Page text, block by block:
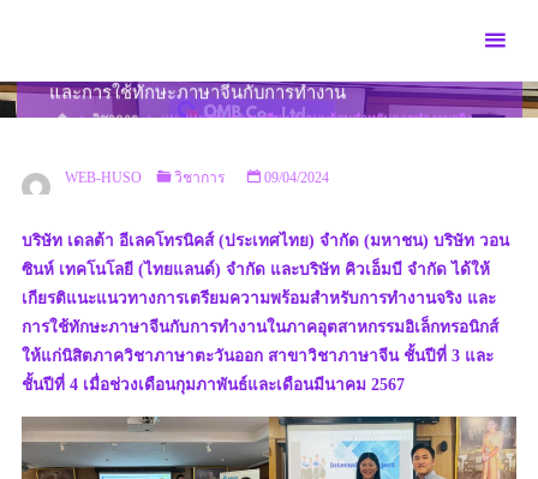
และการใช้ทักษะภาษาจีนกับการทำงาน
HOMEวิชาการ
แนะแนวทางการเตรียมความพร้อมสำหรับการทำงานจริง
WEB-HUSO วิชาการ 09/04/2024
บริษัท เดลต้า อีเลคโทรนิคส์ (ประเทศไทย) จำกัด (มหาชน) บริษัท วอน
ซินห์ เทคโนโลยี (ไทยแลนด์) จำกัด และบริษัท คิวเอ็มบี จำกัด ได้ให้
เกียรติแนะแนวทางการเตรียมความพร้อมสำหรับการทำงานจริง และ
การใช้ทักษะภาษาจีนกับการทำงานในภาคอุตสาหกรรมอิเล็กทรอนิกส์
ให้แก่นิสิตภาควิชาภาษาตะวันออก สาขาวิชาภาษาจีน ชั้นปีที่ 3 และ
ชั้นปีที่ 4 เมื่อช่วงเดือนกุมภาพันธ์และเดือนมีนาคม 2567